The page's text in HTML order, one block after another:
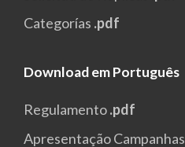
Categorías .pdf
Download em Português
Regulamento.pdf
Apresentação Campanhas